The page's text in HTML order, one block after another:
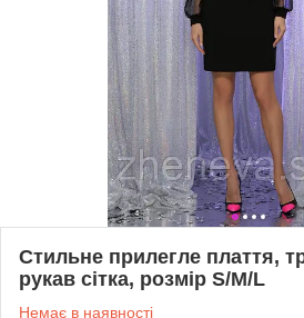
Стильне прилегле плаття,
рукав сітка, розмір S/M/L
Немає в наявності